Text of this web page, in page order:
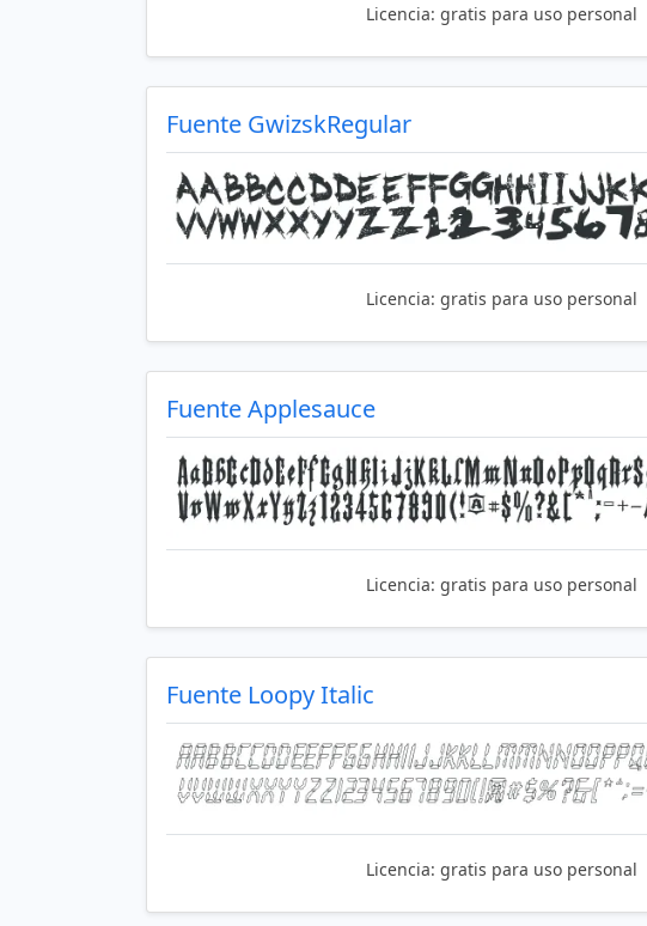
Licencia: gratis para uso personal
Fuente GwizskRegular
Licencia: gratis para uso personal
Fuente Applesauce
Licencia: gratis para uso personal
Fuente Loopy Italic
Licencia: gratis para uso personal